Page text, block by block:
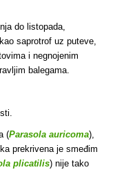
do listopada,
saprotrof uz puteve,
i negnojenim
balegama.
(Parasola auricoma),
prekrivena je smeđim
plicatilis) nije tako